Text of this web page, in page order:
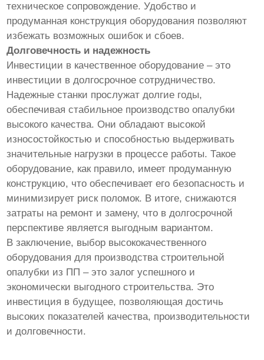
техническое сопровождение. Удобство и
продуманная конструкция оборудования позволяют
избежать возможных ошибок и сбоев.
Долговечность и надежность
Инвестиции в качественное оборудование – это
инвестиции в долгосрочное сотрудничество.
Надежные станки прослужат долгие годы,
обеспечивая стабильное производство опалубки
высокого качества. Они обладают высокой
износостойкостью и способностью выдерживать
значительные нагрузки в процессе работы. Такое
оборудование, как правило, имеет продуманную
конструкцию, что обеспечивает его безопасность и
минимизирует риск поломок. В итоге, снижаются
затраты на ремонт и замену, что в долгосрочной
перспективе является выгодным вариантом.
В заключение, выбор высококачественного
оборудования для производства строительной
опалубки из ПП – это залог успешного и
экономически выгодного строительства. Это
инвестиция в будущее, позволяющая достичь
высоких показателей качества, производительности
и долговечности.